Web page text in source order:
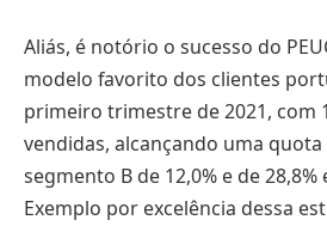
Aliás, é notório o sucesso do
modelo favorito dos clientes
primeiro trimestre de 2021, com
vendidas, alcançando uma
segmento B de 12,0% e de 28,8%
Exemplo por excelência dessa